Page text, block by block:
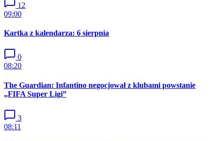
12
09:00
Kartka z kalendarza: 6 sierpnia
0
08:20
The Guardian: Infantino negocjował z klubami powstanie
„FIFA Super Ligi”
3
08:11